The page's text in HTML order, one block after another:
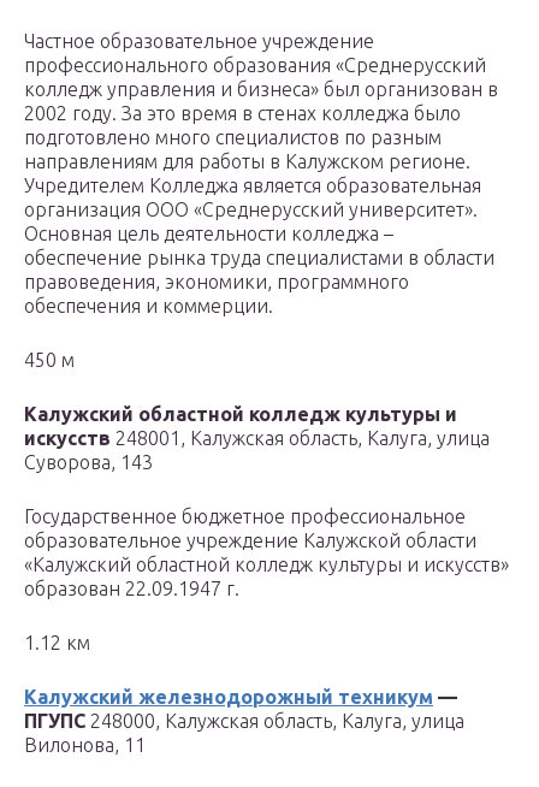
Частное образовательное учреждение
профессионального образования «Среднерусский
колледж управления и бизнеса» был организован в
2002 году. За это время в стенах колледжа было
подготовлено много специалистов по разным
направлениям для работы в Калужском регионе.
Учредителем Колледжа является образовательная
организация ООО «Среднерусский университет».
Основная цель деятельности колледжа –
обеспечение рынка труда специалистами в области
правоведения, экономики, программного
обеспечения и коммерции.
450 м
Калужский областной колледж культуры и
искусств 248001, Калужская область, Калуга, улица
Суворова, 143
Государственное бюджетное профессиональное
образовательное учреждение Калужской области
«Калужский областной колледж культуры и искусств»
образован 22.09.1947 г.
1.12 км
Калужский железнодорожный техникум —
ПГУПС 248000, Калужская область, Калуга, улица
Вилонова, 11